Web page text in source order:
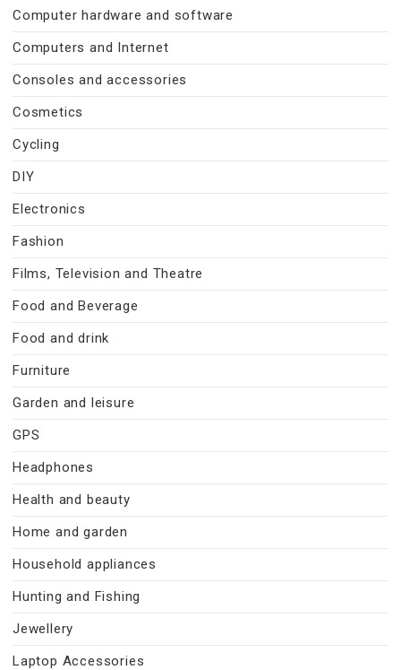
Computer hardware and software
Computers and Internet
Consoles and accessories
Cosmetics
Cycling
DIY
Electronics
Fashion
Films, Television and Theatre
Food and Beverage
Food and drink
Furniture
Garden and leisure
GPS
Headphones
Health and beauty
Home and garden
Household appliances
Hunting and Fishing
Jewellery
Laptop Accessories